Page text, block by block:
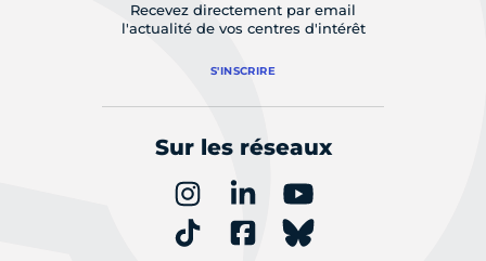
Recevez directement par email
l'actualité de vos centres d'intérêt
S'INSCRIRE
Sur les réseaux